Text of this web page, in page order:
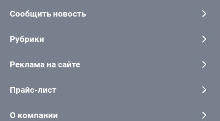
Сообщить новость
Рубрики
Реклама на сайте
Прайс-лист
О компании